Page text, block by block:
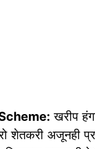
खरीप
शेतकरी अजूनही